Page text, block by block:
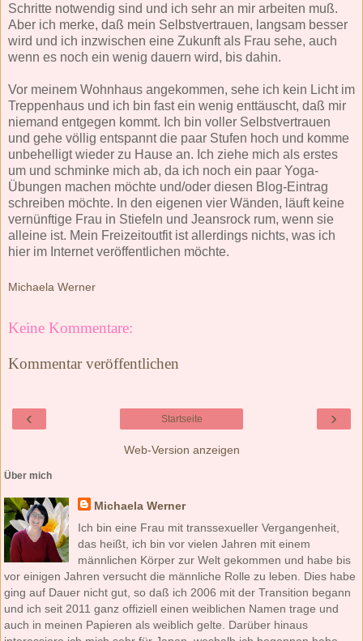
Schritte notwendig sind und ich sehr an mir arbeiten muß.
Aber ich merke, daß mein Selbstvertrauen, langsam besser
wird und ich inzwischen eine Zukunft als Frau sehe, auch
wenn es noch ein wenig dauern wird, bis dahin.
Vor meinem Wohnhaus angekommen, sehe ich kein Licht im
Treppenhaus und ich bin fast ein wenig enttäuscht, daß mir
niemand entgegen kommt. Ich bin voller Selbstvertrauen
und gehe völlig entspannt die paar Stufen hoch und komme
unbehelligt wieder zu Hause an. Ich ziehe mich als erstes
um und schminke mich ab, da ich noch ein paar Yoga-
Übungen machen möchte und/oder diesen Blog-Eintrag
schreiben möchte. In den eigenen vier Wänden, läuft keine
vernünftige Frau in Stiefeln und Jeansrock rum, wenn sie
alleine ist. Mein Freizeitoutfit ist allerdings nichts, was ich
hier im Internet veröffentlichen möchte.
Michaela Werner
Keine Kommentare:
Kommentar veröffentlichen
‹ ›
Startseite
Web-Version anzeigen
Über mich
Michaela Werner
Ich bin eine Frau mit transsexueller Vergangenheit,
das heißt, ich bin vor vielen Jahren mit einem
männlichen Körper zur Welt gekommen und habe bis
vor einigen Jahren versucht die männliche Rolle zu leben. Dies habe
ging auf Dauer nicht gut, so daß ich 2006 mit der Transition begann
und ich seit 2011 ganz offiziell einen weiblichen Namen trage und
auch in meinen Papieren als weiblich gelte. Darüber hinaus